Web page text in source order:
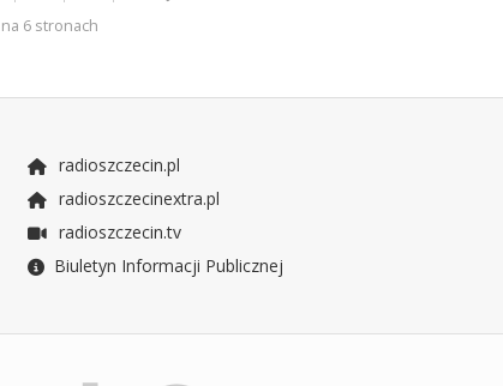
6 stronach
radioszczecin.pl
radioszczecinextra.pl
radioszczecin.tv
Biuletyn Informacji Publicznej